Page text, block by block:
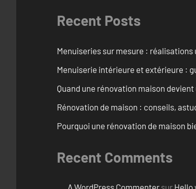
Recent Posts
Menuiseries sur mesure :
Menuiserie intérieure et extérieure :
Quand une rénovation maison
Rénovation de maison : conseils,
Pourquoi une rénovation de maison
Recent Comments